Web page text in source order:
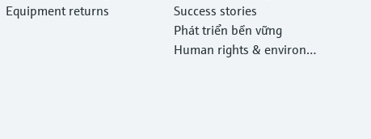
n
Equipment returns
Success stories
Phát triển bền vững
Human rights & environm